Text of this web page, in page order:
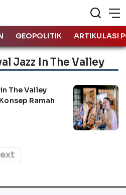
GEOPOLITIK ARTIKULASI
Jazz In The Valley
The Valley
Ramah